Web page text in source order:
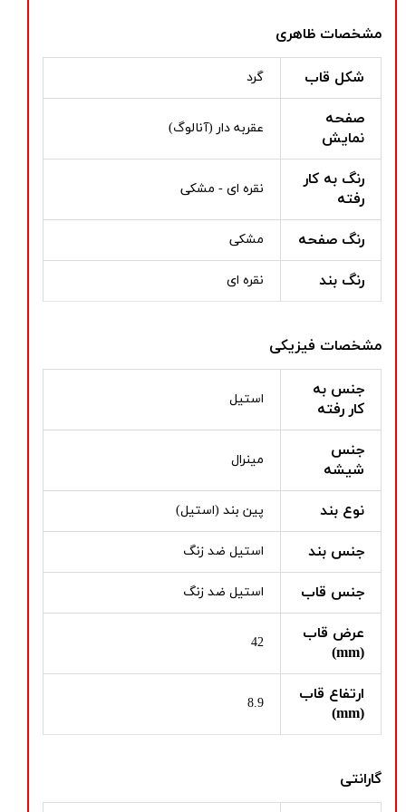
مشخصات ظاهری
شکل قاب گرد
صفحه
نمایش
عقربه دار (آنالوگ)
رنگ به کار
رفته
نقره ای - مشکی
رنگ صفحه مشکی
رنگ بند نقره ای
مشخصات فیزیکی
جنس به
کار رفته
استیل
جنس
شیشه
مینرال
نوع بند پین بند (استیل)
جنس بند استیل ضد زنگ
جنس قاب استیل ضد زنگ
عرض قاب
(mm)
42
ارتفاع قاب
(mm)
8.9
گارانتی